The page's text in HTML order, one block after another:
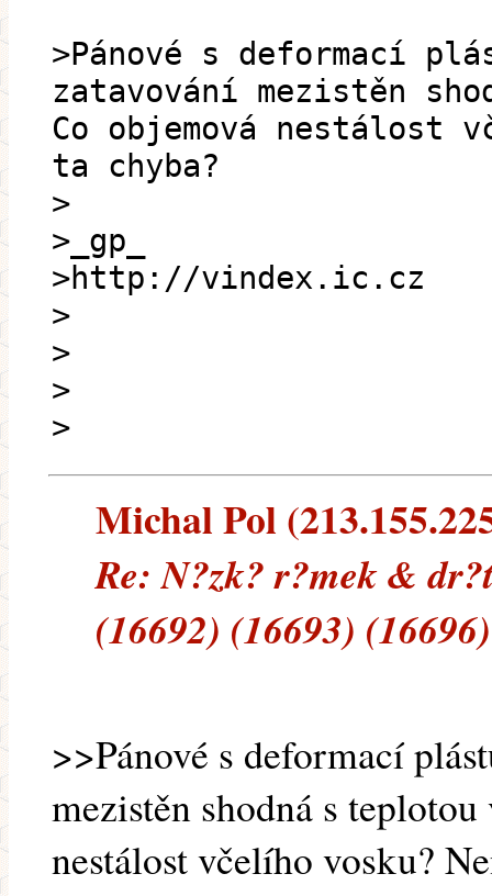
>Pánové s deformací
zatavování mezistěn
Co objemová nestálost
ta chyba?
>
>_gp_
>http://vindex.ic.cz
>
>
>
>
Michal Pol
Re: N?zk? r?mek &
(16692) (16693) (16696)
>>Pánové s deformací
mezistěn shodná s
nestálost včelího vosku?